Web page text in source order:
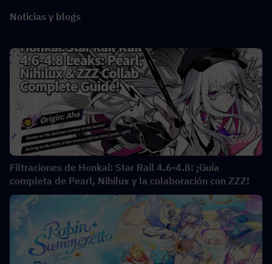
Noticias y blogs
Filtraciones de Honkai: Star Rail 4.6-4.8: ¡Guía
completa de Pearl, Nihilux y la colaboración con ZZZ!